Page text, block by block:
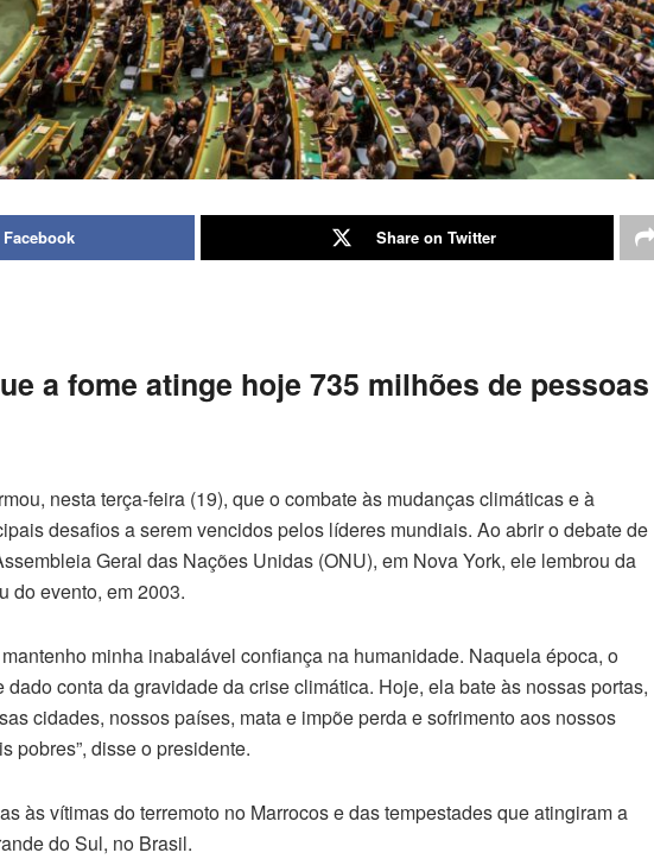
Share on Twitter
a fome atinge hoje 735 milhões de pessoas
nesta terça-feira (19), que o combate às mudanças climáticas e à
desafios a serem vencidos pelos líderes mundiais. Ao abrir o debate de
Geral das Nações Unidas (ONU), em Nova York, ele lembrou da
do evento, em 2003.
minha inabalável confiança na humanidade. Naquela época, o
conta da gravidade da crise climática. Hoje, ela bate às nossas portas,
cidades, nossos países, mata e impõe perda e sofrimento aos nossos
pobres”, disse o presidente.
às vítimas do terremoto no Marrocos e das tempestades que atingiram a
do Sul, no Brasil.